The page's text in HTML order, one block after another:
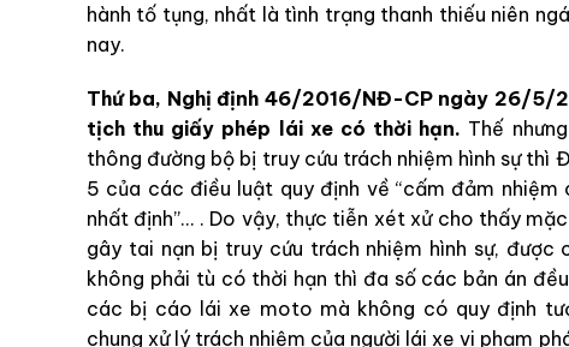
hành tố tụng, nhất là tình trạng thanh thiếu niên
nay.
Thứ ba, Nghị định 46/2016/NĐ-CP ngày 26/5/
tịch thu giấy phép lái xe có thời hạn. Thế
thông đường bộ bị truy cứu trách nhiệm hình sự thì
5 của các điều luật quy định về “cấm đảm nhiệm
nhất định”… . Do vậy, thực tiễn xét xử cho thấy
gây tai nạn bị truy cứu trách nhiệm hình sự,
không phải tù có thời hạn thì đa số các bản án
các bị cáo lái xe moto mà không có quy định
chung xử lý trách nhiệm của người lái xe vi phạm